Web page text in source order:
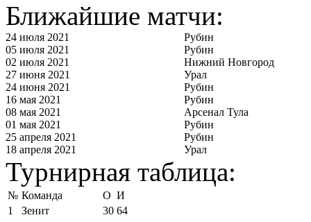
Ближайшие матчи:
24 июля 2021
Рубин
05 июля 2021
Рубин
02 июля 2021
Нижний Новгород
27 июня 2021
Урал
24 июня 2021
Рубин
16 мая 2021
Рубин
08 мая 2021
Арсенал Тула
01 мая 2021
Рубин
25 апреля 2021
Рубин
18 апреля 2021
Урал
Турнирная таблица:
№ Команда О И
1
Зенит 30 64